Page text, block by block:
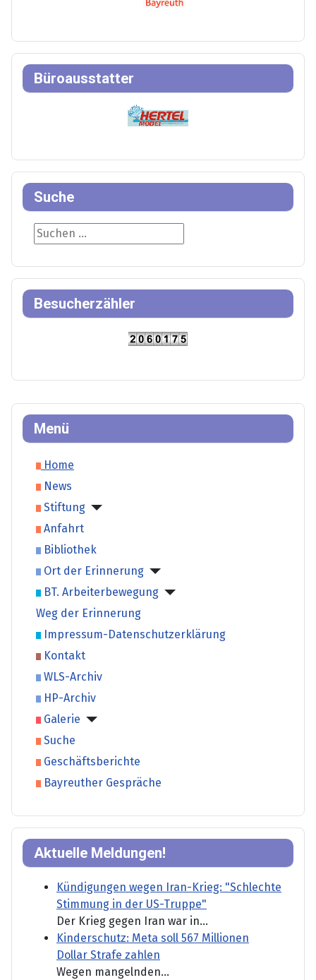
Menü
Home
News
Stiftung
Anfahrt
Bibliothek
Ort der Erinnerung
BT. Arbeiterbewegung
Weg der Erinnerung
Impressum-Datenschutzerklärung
Kontakt
WLS-Archiv
HP-Archiv
Galerie
Suche
Geschäftsberichte
Bayreuther Gespräche
Aktuelle Meldungen!
Kündigungen wegen Iran-Krieg: "Schlechte
Stimmung in der US-Truppe"
Der Krieg gegen Iran war in...
Kinderschutz: Meta soll 567 Millionen
Dollar Strafe zahlen
Wegen mangelnden...
Büroausstatter
Suche
Suche
Besucherzähler